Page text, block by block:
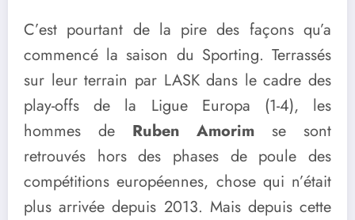
C’est pourtant de la pire des façons qu’a
commencé la saison du Sporting. Terrassés
sur leur terrain par LASK dans le cadre des
play-offs de la Ligue Europa (1-4), les
hommes de Ruben Amorim se sont
retrouvés hors des phases de poule des
compétitions européennes, chose qui n’était
plus arrivée depuis 2013. Mais depuis cette